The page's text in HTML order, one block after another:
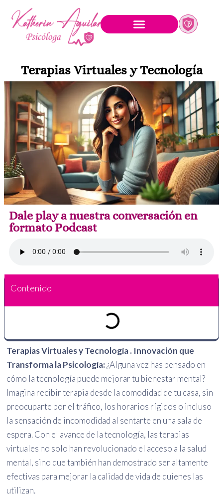
Terapias Virtuales y Tecnología
Dale play a nuestra conversación en
formato Podcast
Contenido
Terapias Virtuales y Tecnología . Innovación que
Transforma la Psicología:¿Alguna vez has pensado en
cómo la tecnología puede mejorar tu bienestar mental?
Imagina recibir terapia desde la comodidad de tu casa, sin
preocuparte por el tráfico, los horarios rígidos o incluso
la sensación de incomodidad al sentarte en una sala de
espera. Con el avance de la tecnología, las terapias
virtuales no solo han revolucionado el acceso a la salud
mental, sino que también han demostrado ser altamente
efectivas para mejorar la calidad de vida de quienes las
utilizan.